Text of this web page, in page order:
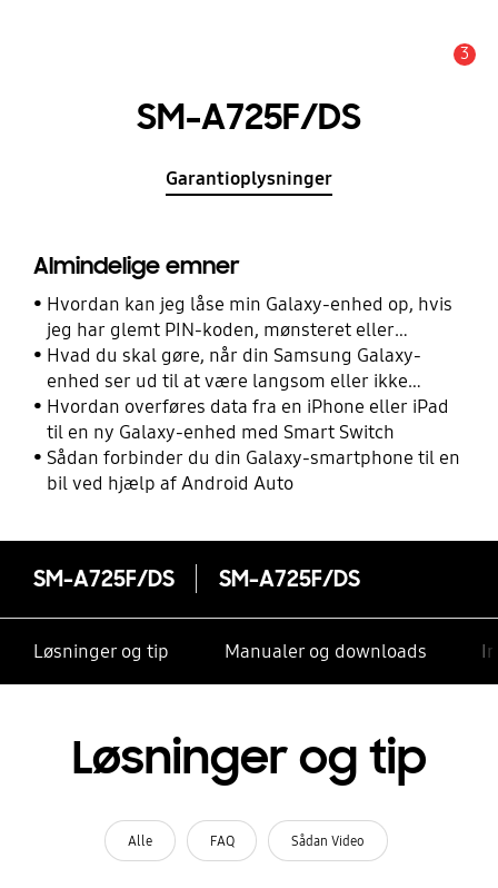
3
SM-A725F/DS
Garantioplysninger
Almindelige emner
Hvordan kan jeg låse min Galaxy-enhed op, hvis
jeg har glemt PIN-koden, mønsteret eller
adgangskoden?
Hvad du skal gøre, når din Samsung Galaxy-
enhed ser ud til at være langsom eller ikke
reagerer
Hvordan overføres data fra en iPhone eller iPad
til en ny Galaxy-enhed med Smart Switch
Sådan forbinder du din Galaxy-smartphone til en
bil ved hjælp af Android Auto
SM-A725F/DS SM-A725F/DS
Løsninger og tip Manualer og downloads
Løsninger og tip
Alle FAQ Sådan Video